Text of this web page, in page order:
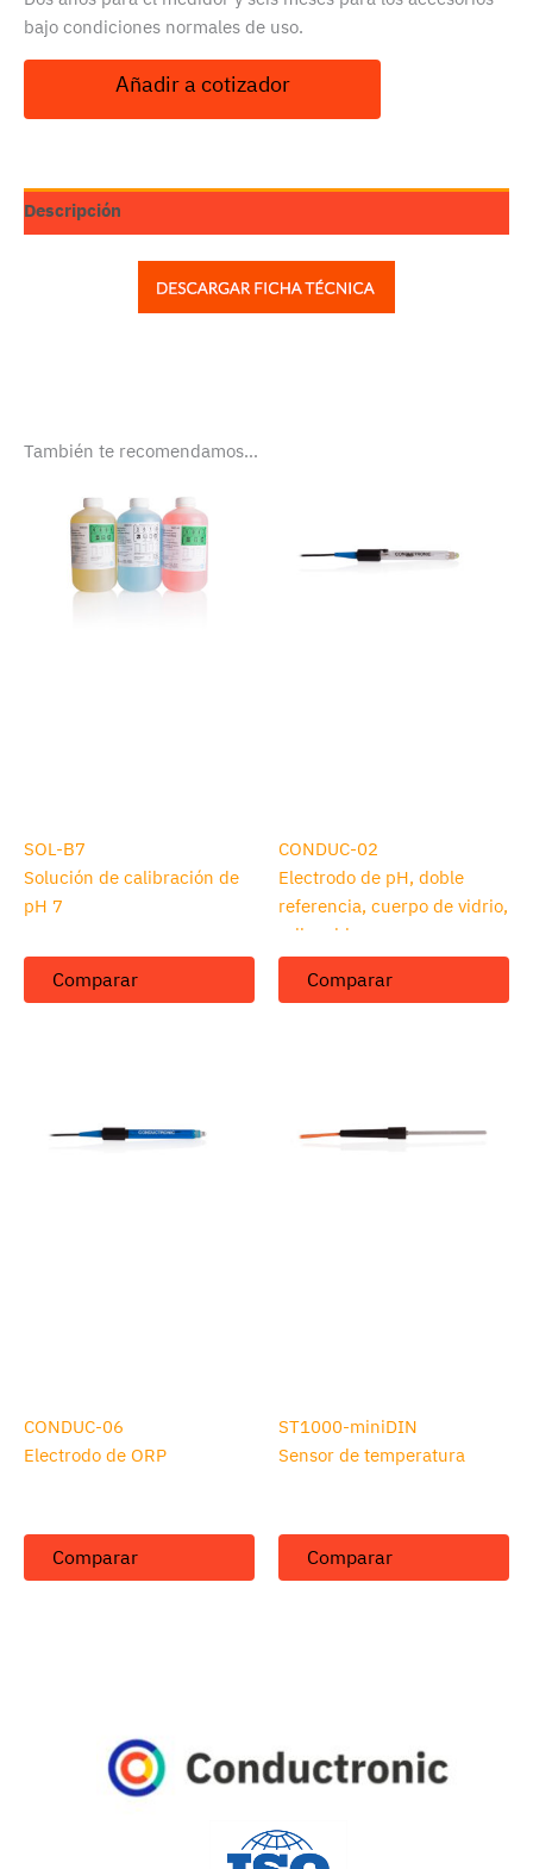
bajo condiciones normales de uso.
Añadir a cotizador
Descripción
También te recomendamos…
SOL-B7
Solución de calibración de
pH 7
Comparar
CONDUC-02
Electrodo de pH, doble
referencia, cuerpo de vidrio,
rellenable
Comparar
CONDUC-06
Electrodo de ORP
Comparar
ST1000-miniDIN
Sensor de temperatura
Comparar